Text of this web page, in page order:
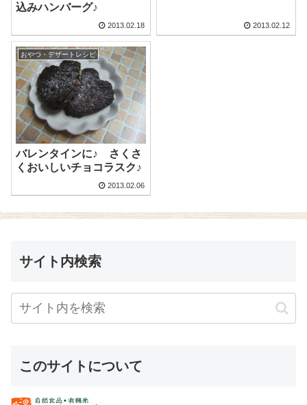
込みハンバーグ♪
2013.02.18 2013.02.12
おやつ・デザートレシピ
バレンタインに♪ さくさ
くおいしいチョコラスク♪
2013.02.06
サイト内検索
このサイトについて